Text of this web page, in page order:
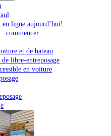
en ligne aujourd’hui!
commencer
et de bateau
libre-entreposage
en voiture